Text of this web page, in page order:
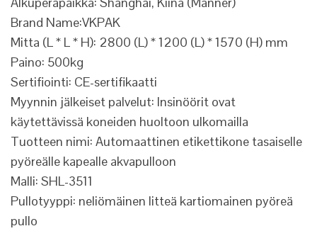
Brand Name:VKPAK
Mitta (L * L * H): 2800 (L) * 1200 (L) * 1570 (H) mm
Paino: 500kg
Sertifiointi: CE-sertifikaatti
Myynnin jälkeiset palvelut: Insinöörit ovat
käytettävissä koneiden huoltoon ulkomailla
Tuotteen nimi: Automaattinen etikettikone tasaiselle
pyöreälle kapealle akvapulloon
Malli: SHL-3511
Pullotyyppi: neliömäinen litteä kartiomainen pyöreä
pullo